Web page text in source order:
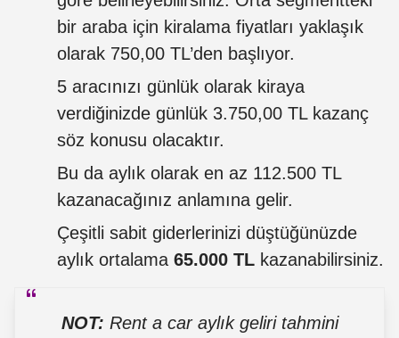
bir araba için kiralama fiyatları yaklaşık
olarak 750,00 TL’den başlıyor.
5 aracınızı günlük olarak kiraya
verdiğinizde günlük 3.750,00 TL kazanç
söz konusu olacaktır.
Bu da aylık olarak en az 112.500 TL
kazanacağınız anlamına gelir.
Çeşitli sabit giderlerinizi düştüğünüzde
aylık ortalama 65.000 TL kazanabilirsiniz.
NOT: Rent a car aylık geliri tahmini